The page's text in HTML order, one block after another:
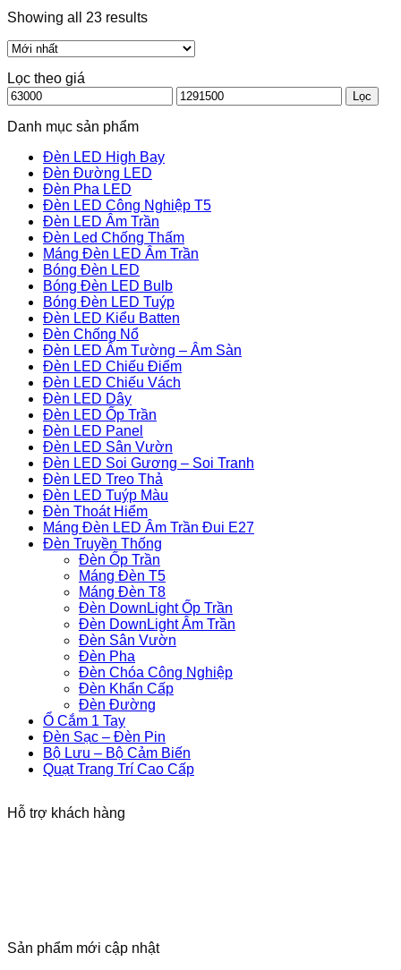
Showing all 23 results
Lọc theo giá
Giá
thấp
nhất
Giá
cao
Lọc
Danh mục sản phẩm
Đèn LED High Bay
Đèn Đường LED
Đèn Pha LED
Đèn LED Công Nghiệp T5
Đèn LED Âm Trần
Đèn Led Chống Thấm
Máng Đèn LED Âm Trần
Bóng Đèn LED
Bóng Đèn LED Bulb
Bóng Đèn LED Tuýp
Đèn LED Kiểu Batten
Đèn Chống Nổ
Đèn LED Âm Tường – Âm Sàn
Đèn LED Chiếu Điểm
Đèn LED Chiếu Vách
Đèn LED Dây
Đèn LED Ốp Trần
Đèn LED Panel
Đèn LED Sân Vườn
Đèn LED Soi Gương – Soi Tranh
Đèn LED Treo Thả
Đèn LED Tuýp Màu
Đèn Thoát Hiểm
Máng Đèn LED Âm Trần Đui E27
Đèn Truyền Thống
Đèn Ốp Trần
Máng Đèn T5
Máng Đèn T8
Đèn DownLight Ốp Trần
Đèn DownLight Âm Trần
Đèn Sân Vườn
Đèn Pha
Đèn Chóa Công Nghiệp
Đèn Khẩn Cấp
Đèn Đường
Ổ Cắm 1 Tay
Đèn Sạc – Đèn Pin
Bộ Lưu – Bộ Cảm Biến
Quạt Trang Trí Cao Cấp
Hỗ trợ khách hàng
Sản phẩm mới cập nhật